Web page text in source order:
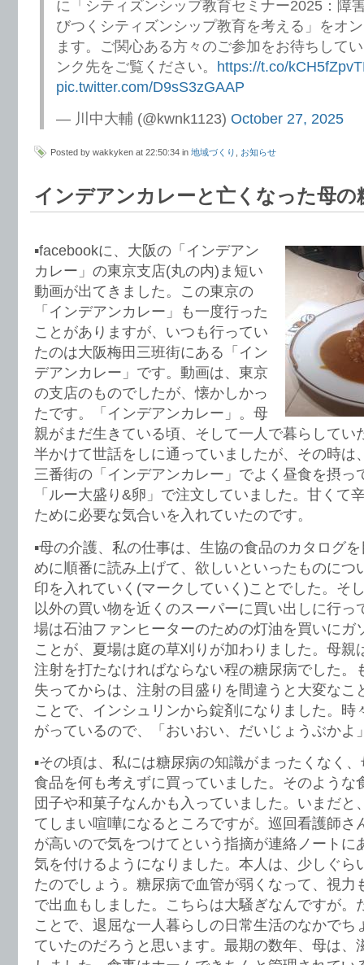
に「シティズンシップ教育セミナー2025：障
びつくシティズンシップ教育を考える」をオ
ます。ご関心ある方々のご参加をお待ちして
ンク先をご覧ください。 https://t.co/
pic.twitter.com/D9sS3zGAAP
— 川中大輔 (@kwnk1123) October 27, 2025
Posted by wakkyken at 22:50:34 in 地域づくり お知らせ
インデアンカレーと亡くなった母の
▪️facebookに、大阪の「インデアン
カレー」の東京支店(丸の内)ま短い
動画が出てきました。この東京の
「インデアンカレー」も一度行った
ことがありますが、いつも行ってい
たのは大阪梅田三班街にある「イン
デアンカレー」です。動画は、東京
の支店のものでしたが、懐かしかっ
たです。「インデアンカレー」。母
親がまだ生きている頃、そして一人で暮らしてい
半かけて世話をしに通っていましたが、その時は
三番街の「インデアンカレー」でよく昼食を摂っ
「ルー大盛り&卵」で注文していました。甘くて
ために必要な気合いを入れていたのです。
▪️母の介護、私の仕事は、生協の食品のカタログ
めに順番に読み上げて、欲しいといったものにつ
印を入れていく(マークしていく)ことでした。そ
以外の買い物を近くのスーパーに買い出しに行っ
場は石油ファンヒーターのための灯油を買いにガ
ことが、夏場は庭の草刈りが加わりました。母親
注射を打たなければならない程の糖尿病でした。
失ってからは、注射の目盛りを間違うと大変なこ
ことで、インシュリンから錠剤になりました。時
がっているので、「おいおい、だいじょうぶかよ
▪️その頃は、私には糖尿病の知識がまったくなく
食品を何も考えずに買っていました。そのような
団子や和菓子なんかも入っていました。いまだと
てしまい喧嘩になるところですが。巡回看護師さ
が高いので気をつけてという指摘が連絡ノートに
気を付けるようになりました。本人は、少しぐら
たのでしょう。糖尿病で血管が弱くなって、視力
で出血もしました。こちらは大騒ぎなんですが。
ことで、退屈な一人暮らしの日常生活のなかでち
ていたのだろうと思います。最期の数年、母は、